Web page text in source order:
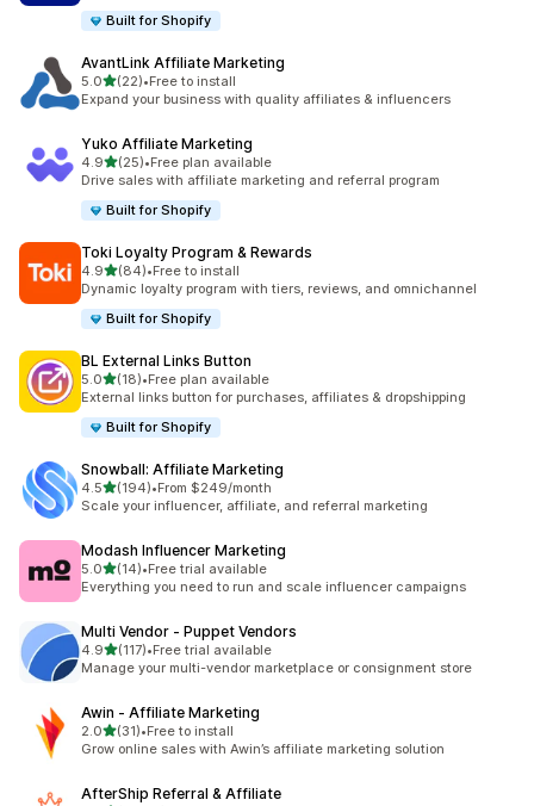
Built for Shopify
AvantLink Affiliate Marketing
5.0별 5개 중
(22)
총 리뷰 22개
•Free to install
Expand your business with quality affiliates & influencers
Yuko Affiliate Marketing
4.9별 5개 중
(25)
총 리뷰 25개
•Free plan available
Drive sales with affiliate marketing and referral program
Built for Shopify
Toki Loyalty Program & Rewards
4.9별 5개 중
(84)
총 리뷰 84개
•Free to install
Dynamic loyalty program with tiers, reviews, and omnichannel
Built for Shopify
BL External Links Button
5.0별 5개 중
(18)
총 리뷰 18개
•Free plan available
External links button for purchases, affiliates & dropshipping
Built for Shopify
Snowball: Affiliate Marketing
4.5별 5개 중
(194)
총 리뷰 194개
•From $249/month
Scale your influencer, affiliate, and referral marketing
Modash Influencer Marketing
5.0별 5개 중
(14)
총 리뷰 14개
•Free trial available
Everything you need to run and scale influencer campaigns
Multi Vendor ‑ Puppet Vendors
4.9별 5개 중
(117)
총 리뷰 117개
•Free trial available
Manage your multi-vendor marketplace or consignment store
Awin ‑ Affiliate Marketing
2.0별 5개 중
(31)
총 리뷰 31개
•Free to install
Grow online sales with Awin’s affiliate marketing solution
AfterShip Referral & Affiliate